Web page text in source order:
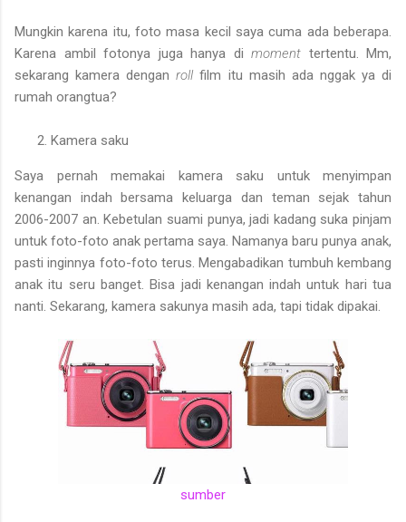
Mungkin karena itu, foto masa kecil saya cuma ada beberapa.
Karena ambil fotonya juga hanya di moment tertentu. Mm,
sekarang kamera dengan rollfilm itu masih ada nggak ya di
rumah orangtua?
Kamera saku
Saya pernah memakai kamera saku untuk menyimpan
kenangan indah bersama keluarga dan teman sejak tahun
2006-2007 an. Kebetulan suami punya, jadi kadang suka pinjam
untuk foto-foto anak pertama saya. Namanya baru punya anak,
pasti inginnya foto-foto terus. Mengabadikan tumbuh kembang
anak itu seru banget. Bisa jadi kenangan indah untuk hari tua
nanti. Sekarang, kamera sakunya masih ada, tapi tidak dipakai.
sumber